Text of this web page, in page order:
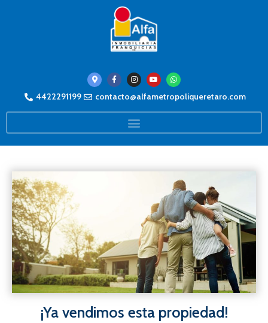
4422291199 contacto@alfametropoliqueretaro.com
¡Ya vendimos esta propiedad!